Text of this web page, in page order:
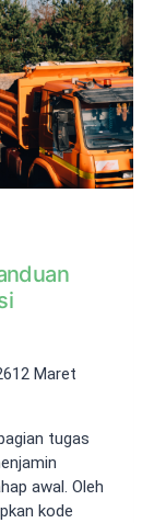
12 Maret
tugas
awal. Oleh
kode